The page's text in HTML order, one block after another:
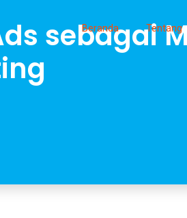
Beranda Tentang
sebagai